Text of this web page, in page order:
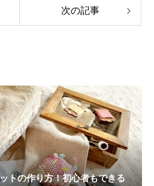
次の記事
トの作り方！初心者もできる